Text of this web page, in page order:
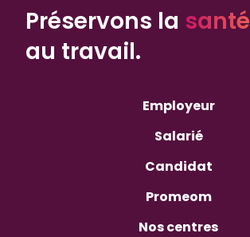
Préservons la santé
au travail.
Employeur
Salarié
Candidat
Promeom
Nos centres